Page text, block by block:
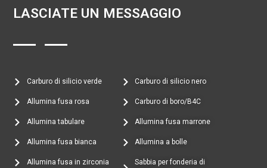
LASCIATE UN MESSAGGIO
Carburo di silicio verde
Allumina fusa rosa
Allumina tabulare
Allumina fusa bianca
Allumina fusa in zirconia
Carburo di silicio nero
Carburo di boro/B4C
Allumina fusa marrone
Allumina a bolle
Sabbia per fonderia di